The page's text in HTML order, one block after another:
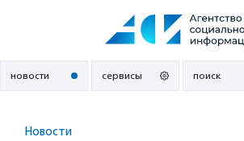
новости сервисы поиск
Новости